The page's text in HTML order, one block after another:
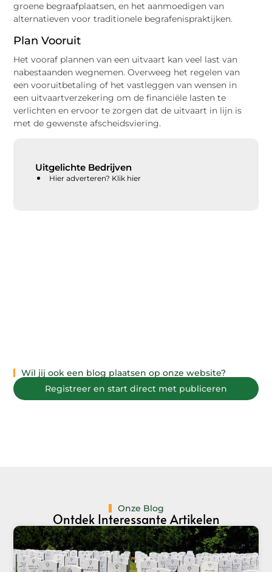
groene begraafplaatsen, en het aanmoedigen van
alternatieven voor traditionele begrafenispraktijken.
Plan Vooruit
Het vooraf plannen van een uitvaart kan veel last van
nabestaanden wegnemen. Overweeg het regelen van
een vooruitbetaling of het vastleggen van wensen in
een uitvaartverzekering om de financiële lasten te
verlichten en ervoor te zorgen dat de uitvaart in lijn is
met de gewenste afscheidsviering.
Uitgelichte Bedrijven
Hier adverteren? Klik hier
Wil jij ook een blog plaatsen op onze website?
Registreer en start direct met publiceren
Onze Blog
Ontdek Interessante Artikelen